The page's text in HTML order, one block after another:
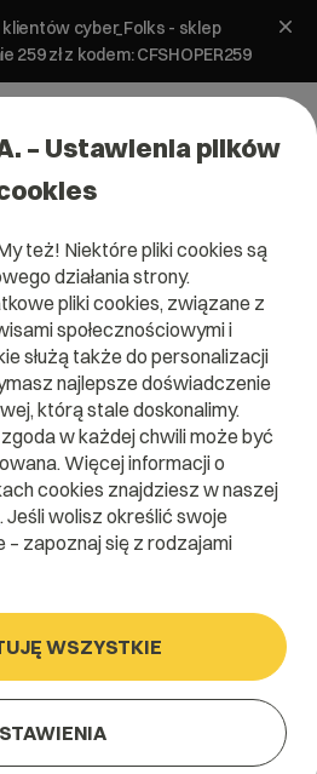
cyber_Folks - sklep
zł z kodem: CFSHOPER259
Tony
odnosić sukcesy i poprawiać
– Ustawienia plików
też! Niektóre pliki cookies są
działania strony.
pliki cookies, związane z
społecznościowymi i
służą także do personalizacji
najlepsze doświadczenie
którą stale doskonalimy.
w każdej chwili może być
Więcej informacji o
cookies znajdziesz w naszej
. Jeśli wolisz określić swoje
zapoznaj się z rodzajami
WSZYSTKIE